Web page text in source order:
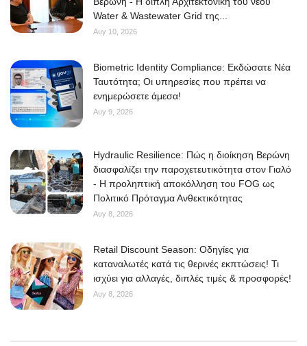
Water & Wastewater Grid της...
Αυγ 10, 2026
Biometric Identity Compliance: Εκδώσατε Νέα
Ταυτότητα; Οι υπηρεσίες που πρέπει να
ενημερώσετε άμεσα!
Αυγ 9, 2026
Hydraulic Resilience: Πώς η διοίκηση Βερώνη
διασφαλίζει την παροχετευτικότητα στον Γιαλό
- Η προληπτική αποκόλληση του FOG ως
Πολιτικό Πρόταγμα Ανθεκτικότητας
Αυγ 8, 2026
Retail Discount Season: Οδηγίες για
καταναλωτές κατά τις θερινές εκπτώσεις! Τι
ισχύει για αλλαγές, διπλές τιμές & προσφορές!
Αυγ 8, 2026